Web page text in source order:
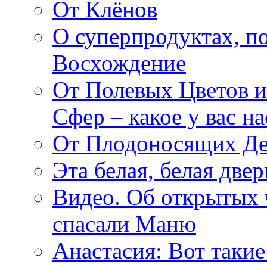
От Клёнов
О суперпродуктах,
Восхождение
От Полевых Цветов
Сфер – какое у вас
От Плодоносящих
Эта белая, белая
Видео. Об открытых
спасали Маню
Анастасия: Вот